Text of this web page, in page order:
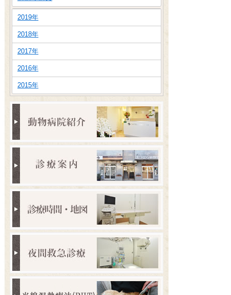
2019年
2018年
2017年
2016年
2015年